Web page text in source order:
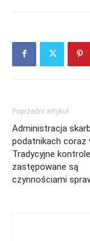
Poprzedni artykuł
Administracja
podatnikach coraz
Tradycyjne kontrole
zastępowane są
czynnościami